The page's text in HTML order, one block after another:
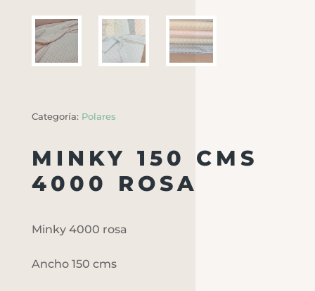
Categoría: Polares
MINKY 150 CMS
4000 ROSA
Minky 4000 rosa
Ancho 150 cms